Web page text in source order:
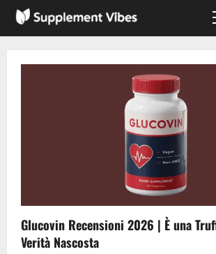
Glucovin Recensioni 2026 | È una
Verità Nascosta